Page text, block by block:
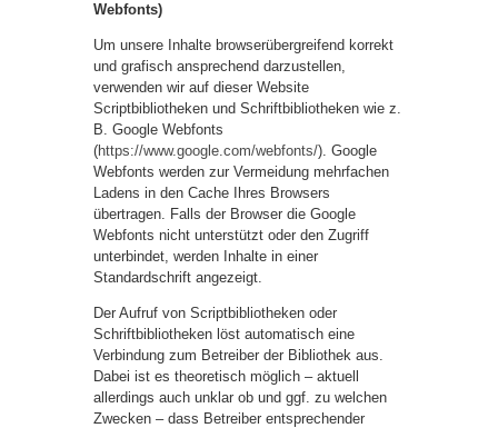
Webfonts)
Um unsere Inhalte browserübergreifend korrekt
und grafisch ansprechend darzustellen,
verwenden wir auf dieser Website
Scriptbibliotheken und Schriftbibliotheken wie z.
B. Google Webfonts
(https://www.google.com/webfonts/). Google
Webfonts werden zur Vermeidung mehrfachen
Ladens in den Cache Ihres Browsers
übertragen. Falls der Browser die Google
Webfonts nicht unterstützt oder den Zugriff
unterbindet, werden Inhalte in einer
Standardschrift angezeigt.
Der Aufruf von Scriptbibliotheken oder
Schriftbibliotheken löst automatisch eine
Verbindung zum Betreiber der Bibliothek aus.
Dabei ist es theoretisch möglich – aktuell
allerdings auch unklar ob und ggf. zu welchen
Zwecken – dass Betreiber entsprechender